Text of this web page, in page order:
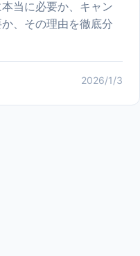
当に必要か、キャン
、その理由を徹底分
2026/1/3